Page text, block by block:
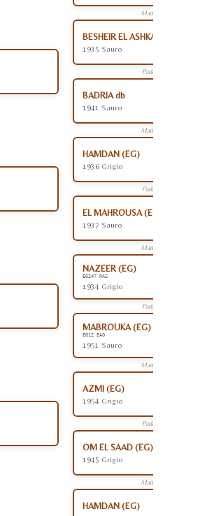
Madre
BESHEIR EL ASHKAR db (EG)
1935 Sauro
Padre
BADRIA db
1941 Sauro
Madre
HAMDAN (EG)
1936 Grigio
Padre
EL MAHROUSA (EG)
1937 Sauro
Madre
NAZEER (EG)
EG247 RAS
1934 Grigio
Padre
MABROUKA (EG)
EG12 EAO
1951 Sauro
Madre
AZMI (EG)
1954 Grigio
Padre
OM EL SAAD (EG)
1945 Grigio
Madre
HAMDAN (EG)